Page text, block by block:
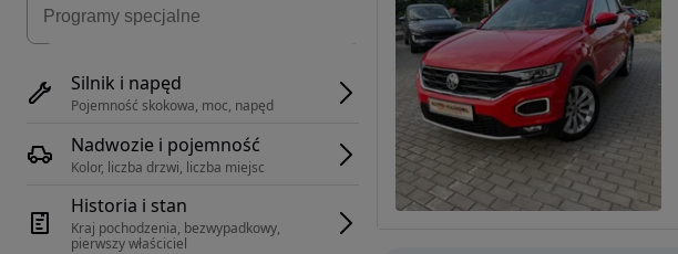
Silnik i napęd
Pojemność skokowa, moc, napęd
Nadwozie i pojemność
Kolor, liczba drzwi, liczba miejsc
Historia i stan
Kraj pochodzenia, bezwypadkowy,
pierwszy właściciel